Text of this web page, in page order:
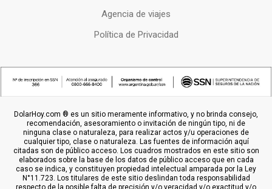
Agencia de viajes
Política de Privacidad
DolarHoy.com ® es un sitio meramente informativo, y no brinda consejo,
recomendación, asesoramiento o invitación de ningún tipo, ni de
ninguna clase o naturaleza, para realizar actos y/u operaciones de
cualquier tipo, clase o naturaleza. Las fuentes de información aquí
citadas son de público acceso. Los cuadros mostrados en este sitio son
elaborados sobre la base de los datos de público acceso que en cada
caso se indica, y constituyen propiedad intelectual amparada por la Ley
N°11.723. Los titulares de este sitio deslindan toda responsabilidad
respecto de la posible falta de precisión y/o veracidad y/o exactitud y/o